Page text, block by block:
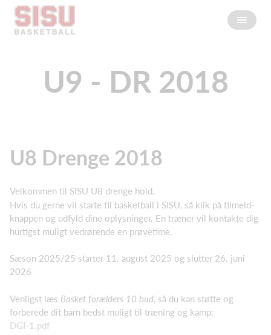
U9 - DR 2018
U8 Drenge 2018
Velkommen til SISU U8 drenge hold.
Hvis du gerne vil starte til basketball i SISU, så klik på tilmeld-
knappen og udfyld dine oplysninger. En træner vil kontakte dig
hurtigst muligt vedrørende en prøvetime.
Sæson 2025/25 starter 11. august 2025 og slutter 26. juni
2026
Venligst læs Basket forælders 10 bud , så du kan støtte og
forberede dit barn bedst muligt til træning og kamp:
DGI-1.pdf